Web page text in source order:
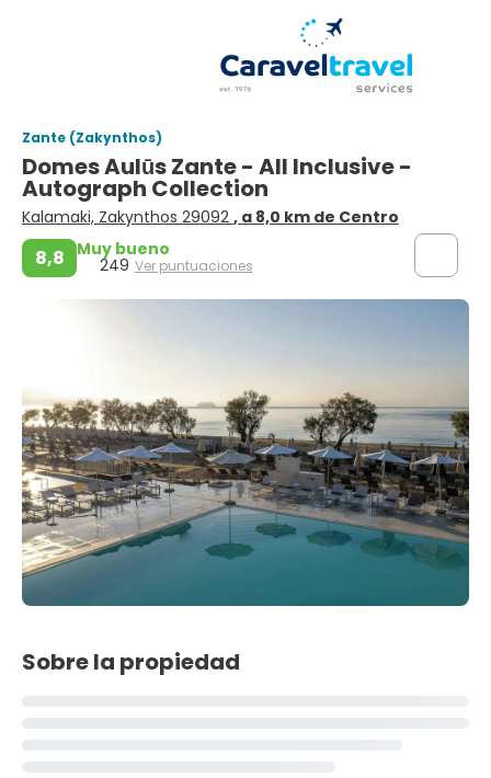
Zante (Zakynthos)
Domes Aulūs Zante - All Inclusive -
Autograph Collection
Kalamaki, Zakynthos 29092 , a 8,0 km de Centro
8,8 Muy bueno
249 Ver puntuaciones
Sobre la propiedad